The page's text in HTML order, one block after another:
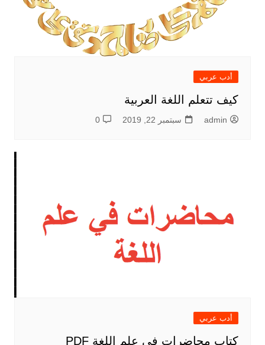
أدب عربي
كيف تتعلم اللغة العربية
admin سبتمبر 22, 2019 0
أدب عربي
كتاب محاضرات في علم اللغة PDF